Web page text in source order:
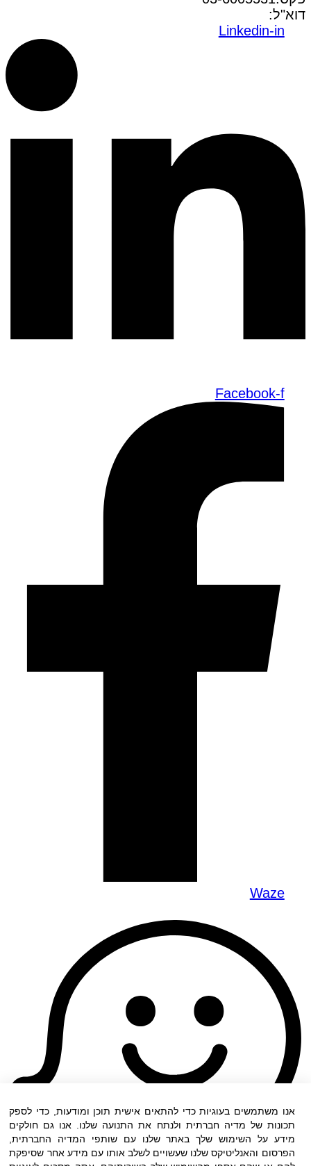
דוא"ל:
Linkedin-in
Facebook-f
Waze
אנו משתמשים בעוגיות כדי להתאים אישית תוכן ומודעות, כדי לספק
תכונות של מדיה חברתית ולנתח את התנועה שלנו. אנו גם חולקים
מידע על השימוש שלך באתר שלנו עם שותפי המדיה החברתית,
הפרסום והאנליטיקס שלנו שעשויים לשלב אותו עם מידע אחר שסיפקת